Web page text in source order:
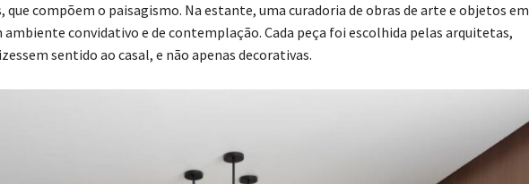
compõem o paisagismo. Na estante, uma curadoria de obras de arte e objetos em
convidativo e de contemplação. Cada peça foi escolhida pelas arquitetas,
sentido ao casal, e não apenas decorativas.